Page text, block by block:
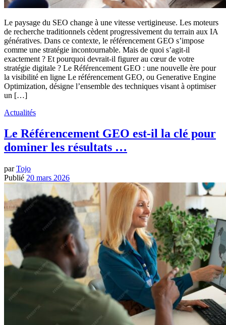
Le paysage du SEO change à une vitesse vertigineuse. Les moteurs
de recherche traditionnels cèdent progressivement du terrain aux IA
génératives. Dans ce contexte, le référencement GEO s’impose
comme une stratégie incontournable. Mais de quoi s’agit-il
exactement ? Et pourquoi devrait-il figurer au cœur de votre
stratégie digitale ? Le Référencement GEO : une nouvelle ère pour
la visibilité en ligne Le référencement GEO, ou Generative Engine
Optimization, désigne l’ensemble des techniques visant à optimiser
un […]
Actualités
Le Référencement GEO est-il la clé pour
dominer les résultats …
parTojo
Publié 20 mars 2026